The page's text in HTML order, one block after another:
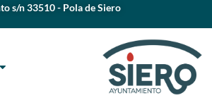
s/n 33510 - Pola de Siero